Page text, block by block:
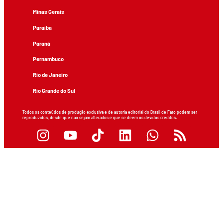
Minas Gerais
Paraíba
Paraná
Pernambuco
Rio de Janeiro
Rio Grande do Sul
Todos os conteúdos de produção exclusiva e de autoria editorial do Brasil de Fato podem ser
reproduzidos, desde que não sejam alterados e que se deem os devidos créditos.